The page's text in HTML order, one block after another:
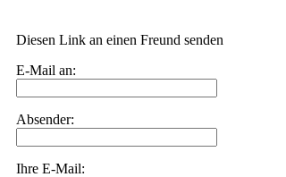
Diesen Link an einen Freund senden
E-Mail an:
Absender:
Ihre E-Mail: